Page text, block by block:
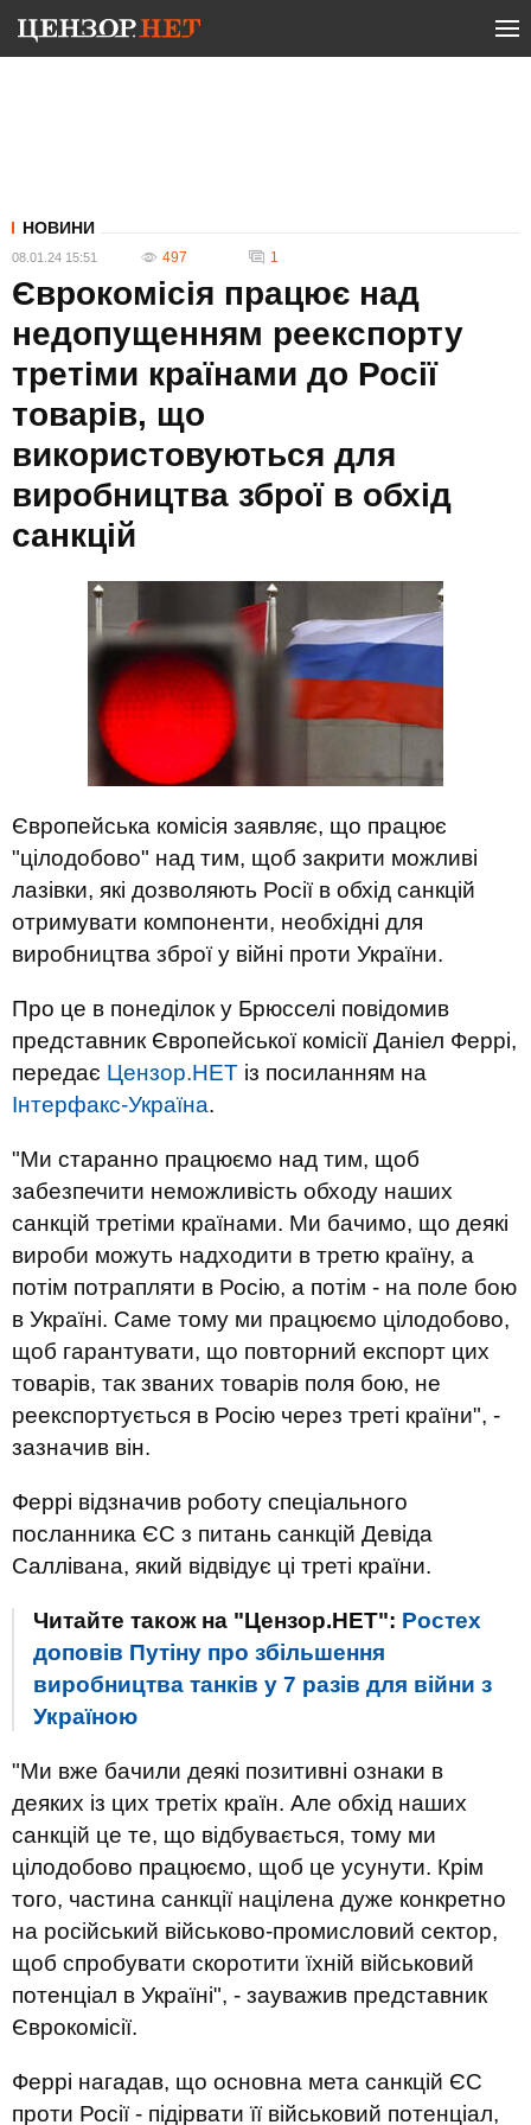
НОВИНИ
08.01.24 15:51 497 1
Єврокомісія працює над
недопущенням реекспорту
третіми країнами до Росії
товарів, що
використовуються для
виробництва зброї в обхід
санкцій
Європейська комісія заявляє, що працює
"цілодобово" над тим, щоб закрити можливі
лазівки, які дозволяють Росії в обхід санкцій
отримувати компоненти, необхідні для
виробництва зброї у війні проти України.
Про це в понеділок у Брюсселі повідомив
представник Європейської комісії Даніел Феррі,
передає Цензор.НЕТ із посиланням на
Інтерфакс-Україна.
"Ми старанно працюємо над тим, щоб
забезпечити неможливість обходу наших
санкцій третіми країнами. Ми бачимо, що деякі
вироби можуть надходити в третю країну, а
потім потрапляти в Росію, а потім - на поле бою
в Україні. Саме тому ми працюємо цілодобово,
щоб гарантувати, що повторний експорт цих
товарів, так званих товарів поля бою, не
реекспортується в Росію через треті країни", -
зазначив він.
Феррі відзначив роботу спеціального
посланника ЄС з питань санкцій Девіда
Саллівана, який відвідує ці треті країни.
Читайте також на "Цензор.НЕТ": Ростех
доповів Путіну про збільшення
виробництва танків у 7 разів для війни з
Україною
"Ми вже бачили деякі позитивні ознаки в
деяких із цих третіх країн. Але обхід наших
санкцій це те, що відбувається, тому ми
цілодобово працюємо, щоб це усунути. Крім
того, частина санкції націлена дуже конкретно
на російський військово-промисловий сектор,
щоб спробувати скоротити їхній військовий
потенціал в Україні", - зауважив представник
Єврокомісії.
Феррі нагадав, що основна мета санкцій ЄС
проти Росії - підірвати її військовий потенціал,